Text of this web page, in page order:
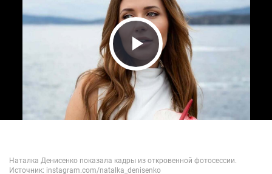
Play Video